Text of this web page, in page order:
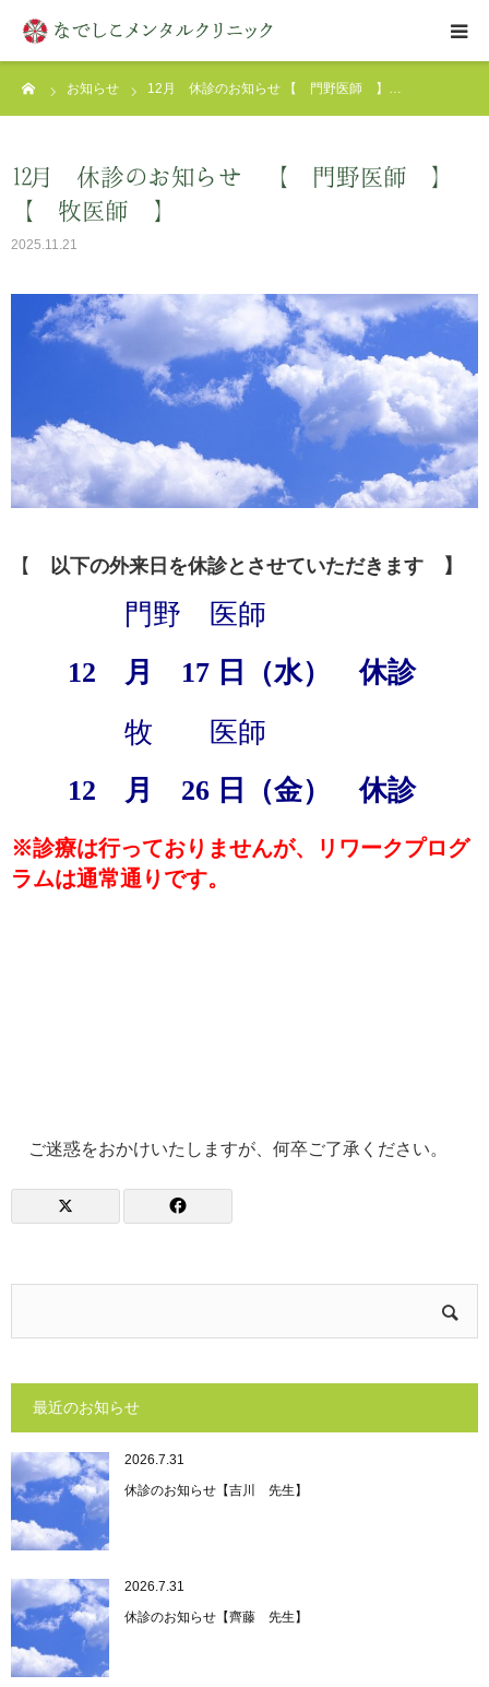
お知らせ 12月 休診のお知らせ 【 門野医師 】…
12月 休診のお知らせ 【 門野医師 】
【 牧医師 】
2025.11.21
【 以下の外来日を休診とさせていただきます 】
門野 医師
12 月 17 日 （水） 休診
牧 医師
12 月 26 日 （金） 休診
※診療は行っておりませんが、リワークプログ
ラムは通常通りです。
ご迷惑をおかけいたしますが、何卒ご了承ください。
最近のお知らせ
休診のお知らせ【吉川 先生】
2026.7.31
休診のお知らせ【齊藤 先生】
2026.7.31
はじめての方へ
診療案内
お問い合わせ